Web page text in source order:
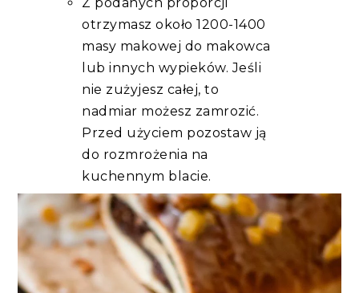
Z podanych proporcji
otrzymasz około 1200-1400
masy makowej do makowca
lub innych wypieków. Jeśli
nie zużyjesz całej, to
nadmiar możesz zamrozić.
Przed użyciem pozostaw ją
do rozmrożenia na
kuchennym blacie.